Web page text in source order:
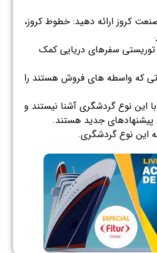
کروز ارائه دهید: خطوط کروز،
توریستی سفرهای دریایی کمک
که واسطه های فروش هستند را
این نوع گردشگری آشنا نیستند و
پیشنهادهای جدید هستند.
این نوع گردشگری.